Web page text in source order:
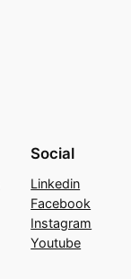
Social
Linkedin
Facebook
Instagram
Youtube